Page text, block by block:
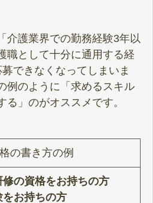
介護業界での勤務経験3年以
職として十分に通用する経
できなくなってしまいま
例のように「求めるスキル
る」のがオススメです。
の書き方の例
修の資格をお持ちの方
をお持ちの方